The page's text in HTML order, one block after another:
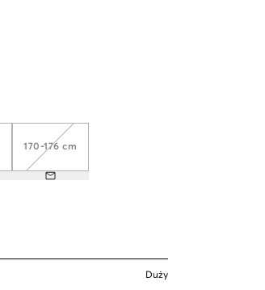
170-176 cm
Duży